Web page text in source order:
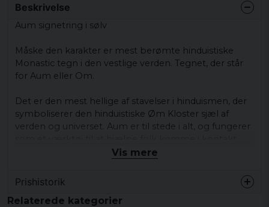
Beskrivelse
Aum signetring i sølv
Måske den karakter er mest berømte hinduistiske
Monastic tegn i den vestlige verden. Tegnet, der står
for Aum eller Om.
Det er den mest hellige af stavelser i hinduismen, der
symboliserer den hinduistiske Øm Kloster sjæl af
verden og universet Aum er til stede i alt og fungerer
Brahman.
Denne store
i midten og
Vis mere
Prishistorik
Relaterede kategorier